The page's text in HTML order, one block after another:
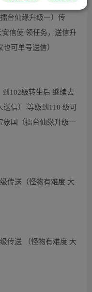
台仙缘升级一）传
信使 领任务，送信升
可单号送信）
102级转生后 继续去
信） 等级到110 级可
象国（擂台仙缘升级一
传送（怪物有难度 大
传送 （怪物有难度 大